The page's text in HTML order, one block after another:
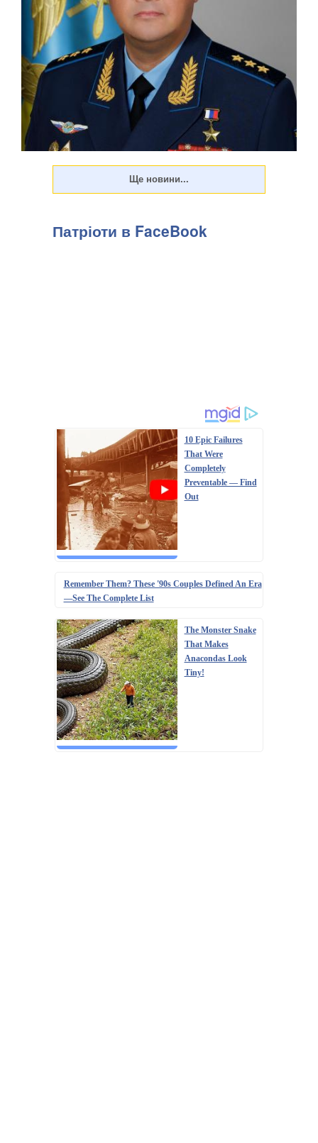
Патріоти в FaceBook
10 Epic Failures
That Were
Completely
Preventable — Find
Out
Remember Them? These '90s Couples Defined An Era
—See The Complete List
The Monster Snake
That Makes
Anacondas Look
Tiny!